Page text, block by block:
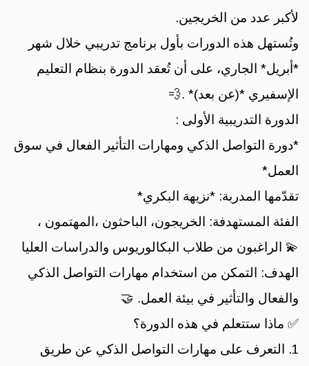
لأكبر عدد من الخريجين.
وتُستهل هذه الدورات بأول برنامج تدريبي خلال شهر
*أبريل* الجاري، على أن تُعقد الدورة بنظام التعليم
الإسفيري *(عن بعد)* .💨
الدورة التدريبية الأولى :
*دورة التواصل الذكي ومهارات التأثير الفعال في سوق
العمل*
تقدّمها المدربة: *نزيهة البكري*
الفئة المستهدفة: الخريجون، الباحثون ،المهتمون ،
💫 الراغبون من طلاب البكالوريوس والدراسات العليا
الهدف: التمكن من استخدام مهارات التواصل الذكي
والفعال والتأثير في بيئة العمل. 🤝
✅ ماذا ستتعلم في هذه الدورة؟
1. التعرف على مهارات التواصل الذكي عن طريق